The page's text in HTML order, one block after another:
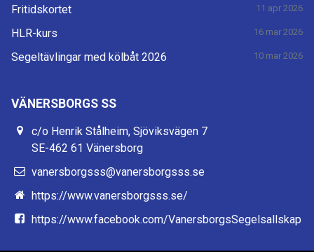
Fritidskortet 11 apr 2026
HLR-kurs 16 mar 2026
Segeltävlingar med kölbåt 2026 10 mar 2026
VÄNERSBORGS SS
c/o Henrik Stålheim, Sjöviksvägen 7
SE-462 61 Vänersborg
vanersborgsss@vanersborgsss.se
https://www.vanersborgsss.se/
https://www.facebook.com/VanersborgsSegelsallskap